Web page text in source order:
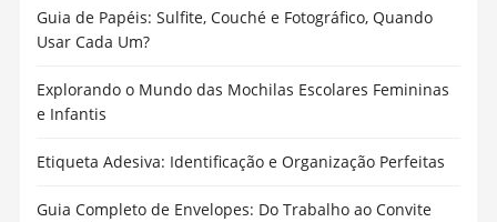
Guia de Papéis: Sulfite, Couché e Fotográfico, Quando
Usar Cada Um?
Explorando o Mundo das Mochilas Escolares Femininas
e Infantis
Etiqueta Adesiva: Identificação e Organização Perfeitas
Guia Completo de Envelopes: Do Trabalho ao Convite